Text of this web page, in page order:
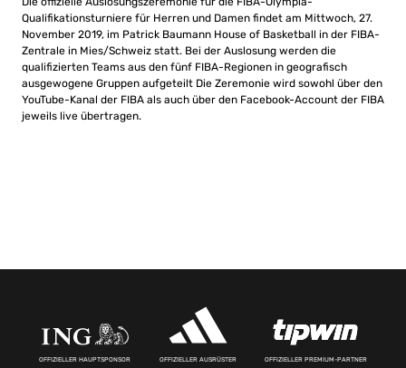
Qualifikationsturniere für Herren und Damen findet am Mittwoch, 27.
November 2019, im Patrick Baumann House of Basketball in der FIBA-
Zentrale in Mies/Schweiz statt. Bei der Auslosung werden die
qualifizierten Teams aus den fünf FIBA-Regionen in geografisch
ausgewogene Gruppen aufgeteilt Die Zeremonie wird sowohl über den
YouTube-Kanal der FIBA ​​als auch über den Facebook-Account der FIBA
​​jeweils live übertragen.
OFFIZIELLER HAUPTSPONSOR OFFIZIELLER AUSRÜSTER OFFIZIELLER PREMIUM-PARTNER